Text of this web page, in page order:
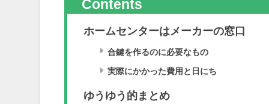
Contents
ホームセンターはメーカーの窓口
合鍵を作るのに必要なもの
実際にかかった費用と日にち
ゆうゆう的まとめ